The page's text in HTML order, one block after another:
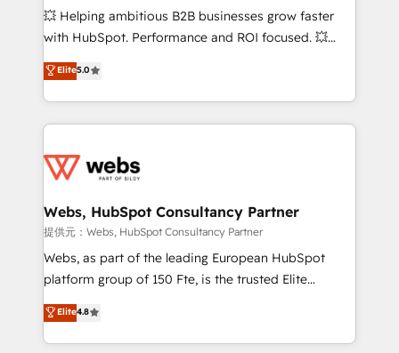
pipeline growth programs • Sales enablement tools
and CRM optimization • Retention strategies with
Execution • 750+ onboardings and 2,000+
implementations • Deep expertise across marketing,
💥 Helping ambitious B2B businesses grow faster
with HubSpot. Performance and ROI focused. 💥
BBD Boom is the HubSpot partner that can help you
to HubSpot Better. We work with your teams to
solve all your HubSpot challenges and improve user
adoption, sales process and marketing results.
the first time 🔧 Designing and optimising your
and build using HubSpot 🔌 Integrating HubSpot
with other systems 🎓 Training your teams to be
HubSpot pros 📊 Lead generation services using
HubSpot Why us? - SIX HubSpot Accreditations -
CRM, Solutions Architecture, Onboarding , Data
Migration, Custom Integration & Platform
Elite5.0
Webs, HubSpot Consultancy Partner
提供元：Webs, HubSpot Consultancy Partner
Webs, as part of the leading European HubSpot
platform group of 150 Fte, is the trusted Elite
HubSpot CRM Partner offering you a roadmap on
maximizing EBITDA and achieving Commercial
Excellence. With our targeted processes, we
Elite4.8